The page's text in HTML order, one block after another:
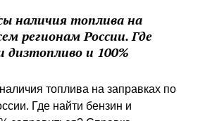
наличия топлива на
регионам России. Где
дизтопливо и 100%
топлива на заправках по
Где найти бензин и